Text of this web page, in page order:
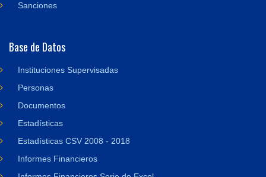
Sanciones
Base de Datos
Instituciones Supervisadas
Personas
Documentos
Estadísticas
Estadísticas CSV 2008 - 2018
Informes Financieros